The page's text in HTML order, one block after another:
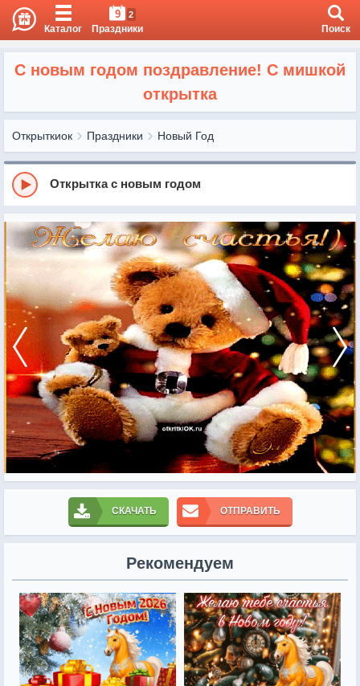
Каталог
9 2
Праздники Поиск
С новым годом поздравление! С мишкой
открытка
Открыткиок Праздники Новый Год
Открытка с новым годом
СКАЧАТЬ ОТПРАВИТЬ
Рекомендуем